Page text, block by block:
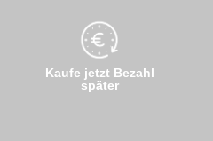
Kaufe jetzt Bezahl
später